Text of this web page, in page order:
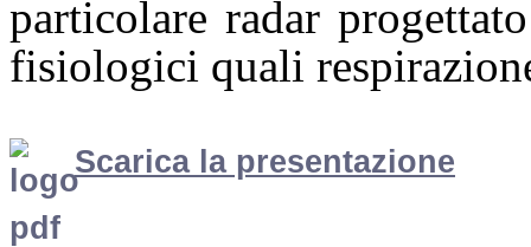
particolare radar
fisiologici quali
Scarica la presentazione